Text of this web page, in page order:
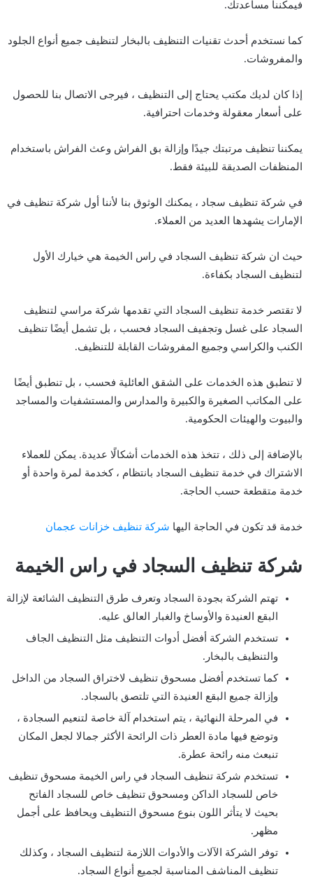
فيمكننا مساعدتك.
كما نستخدم أحدث تقنيات التنظيف بالبخار لتنظيف جميع أنواع الجلود
والمفروشات.
إذا كان لديك مكتب يحتاج إلى التنظيف ، فيرجى الاتصال بنا للحصول
على أسعار معقولة وخدمات احترافية.
يمكننا تنظيف مرتبتك جيدًا وإزالة بق الفراش وعث الفراش باستخدام
المنظفات الصديقة للبيئة فقط.
في شركة تنظيف سجاد ، يمكنك الوثوق بنا لأننا أول شركة تنظيف في
الإمارات يشهدها العديد من العملاء.
حيث ان شركة تنظيف السجاد في راس الخيمة هي خيارك الأول
لتنظيف السجاد بكفاءة.
لا تقتصر خدمة تنظيف السجاد التي تقدمها شركة مراسي لتنظيف
السجاد على غسل وتجفيف السجاد فحسب ، بل تشمل أيضًا تنظيف
الكنب والكراسي وجميع المفروشات القابلة للتنظيف.
لا تنطبق هذه الخدمات على الشقق العائلية فحسب ، بل تنطبق أيضًا
على المكاتب الصغيرة والكبيرة والمدارس والمستشفيات والمساجد
والبيوت والهيئات الحكومية.
بالإضافة إلى ذلك ، تتخذ هذه الخدمات أشكالًا عديدة. يمكن للعملاء
الاشتراك في خدمة تنظيف السجاد بانتظام ، كخدمة لمرة واحدة أو
خدمة متقطعة حسب الحاجة.
خدمة قد تكون في الحاجة اليها شركة تنظيف خزانات عجمان
شركة تنظيف السجاد في راس الخيمة
تهتم الشركة بجودة السجاد وتعرف طرق التنظيف الشائعة لإزالة
البقع العنيدة والأوساخ والغبار العالق عليه.
تستخدم الشركة أفضل أدوات التنظيف مثل التنظيف الجاف
والتنظيف بالبخار.
كما تستخدم أفضل مسحوق تنظيف لاختراق السجاد من الداخل
وإزالة جميع البقع العنيدة التي تلتصق بالسجاد.
في المرحلة النهائية ، يتم استخدام آلة خاصة لتنعيم السجادة ،
وتوضع فيها مادة العطر ذات الرائحة الأكثر جمالا لجعل المكان
تنبعث منه رائحة عطرة.
تستخدم شركة تنظيف السجاد في راس الخيمة مسحوق تنظيف
خاص للسجاد الداكن ومسحوق تنظيف خاص للسجاد الفاتح
بحيث لا يتأثر اللون بنوع مسحوق التنظيف ويحافظ على أجمل
مظهر.
توفر الشركة الآلات والأدوات اللازمة لتنظيف السجاد ، وكذلك
تنظيف المناشف المناسبة لجميع أنواع السجاد.